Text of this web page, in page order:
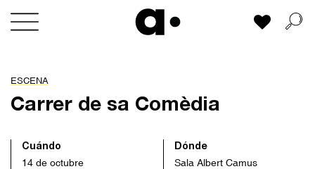
Skip
Mi lista
ESCENA
Carrer de sa Comèdia
Cuándo
14 de octubre
Dónde
Sala Albert Camus